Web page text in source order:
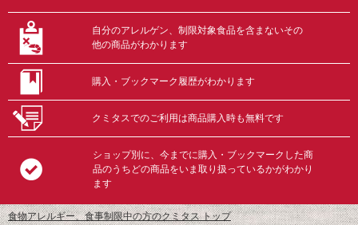
自分のアレルゲン、制限対象食品を含まないその
他の商品がわかります
購入・ブックマーク履歴がわかります
クミタスでのご利用は商品購入時も無料です
ショップ別に、今までに購入・ブックマークした商
品のうちどの商品をいま取り扱っているかがわかり
ます
食物アレルギー、食事制限中の方のクミタス トップ